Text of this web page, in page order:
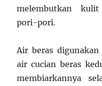
melembutkan kulit
pori-pori.
Air beras
air cucian beras
membiarkannya